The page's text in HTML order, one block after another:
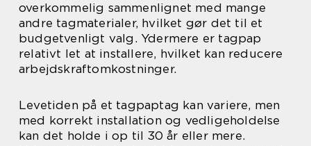
overkommelig sammenlignet med mange
andre tagmaterialer, hvilket gør det til et
budgetvenligt valg. Ydermere er tagpap
relativt let at installere, hvilket kan reducere
arbejdskraftomkostninger.
Levetiden på et tagpaptag kan variere, men
med korrekt installation og vedligeholdelse
kan det holde i op til 30 år eller mere.